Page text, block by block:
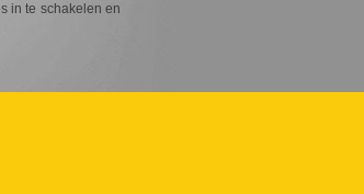
in te schakelen en